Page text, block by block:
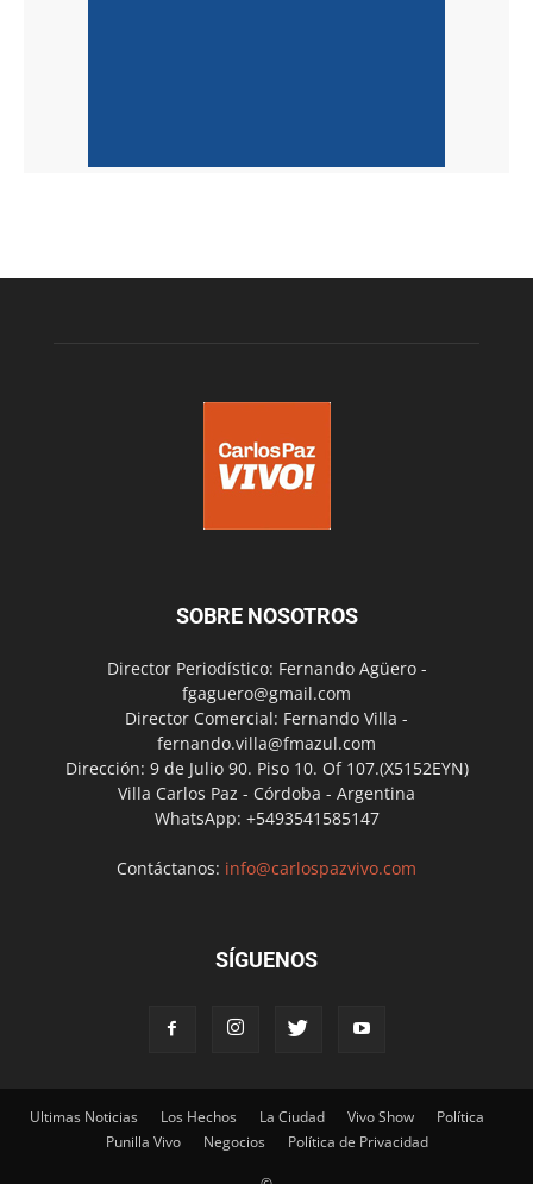
SOBRE NOSOTROS
Director Periodístico: Fernando Agüero -
fgaguero@gmail.com
Director Comercial: Fernando Villa -
fernando.villa@fmazul.com
Dirección: 9 de Julio 90. Piso 10. Of 107.(X5152EYN)
Villa Carlos Paz - Córdoba - Argentina
WhatsApp: +5493541585147
Contáctanos: info@carlospazvivo.com
SÍGUENOS
Ultimas Noticias Los Hechos La Ciudad Vivo Show
Política
Punilla Vivo
Negocios Política de Privacidad